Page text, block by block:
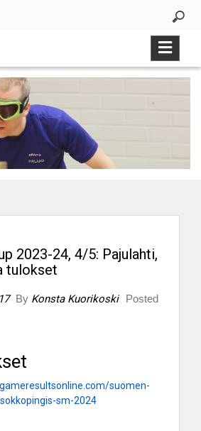
2023-24, 4/5: Pajulahti,
tulokset
By Konsta Kuorikoski
Posted
suomen-
sm-2024